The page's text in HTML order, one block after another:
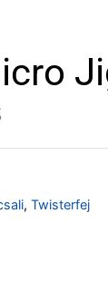
, Twisterfej